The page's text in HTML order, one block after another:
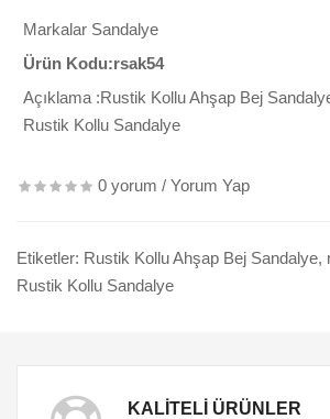
Markalar Sandalye
Ürün Kodu:rsak54
Açıklama :Rustik Kollu Ahşap Bej
Rustik Kollu Sandalye
0 yorum / Yorum Yap
Etiketler: Rustik Kollu Ahşap Bej Sandalye,
Rustik Kollu Sandalye
KALITELI ÜRÜNLER